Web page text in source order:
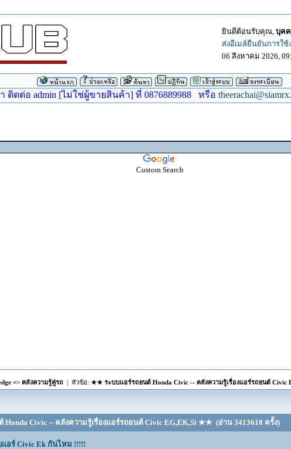
ยินดีต้อนรับคุณ, บุค
ส่งอีเมล์ยืนยันการใช้
06 สิงหาคม 2026,
ดต่อ admin [ไม่ใช่ผู้ขายสินค้า] ที่ 0876889988 หรือ
Custom Search
=> คลังความรู้คู่รถ| หัวข้อ: ★★ ระบบแอร์รถยนต์ Honda Civic -- คลังความรู้เรื่องแอร์รถยนต์ Civic
Civic -- คลังความรู้เรื่องแอร์รถยนต์ Civic EG,EK,Si ★★ (อ่าน 3413618 ครั้ง)
แอร์ Civic Ek กันไหม !!!!!